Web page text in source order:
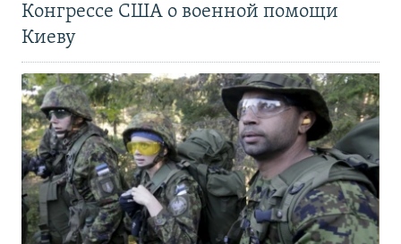
Конгрессе США о военной помощи
Киеву